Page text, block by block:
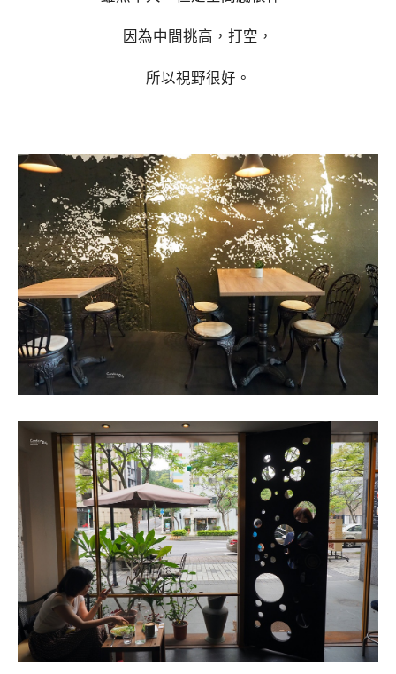
因為中間挑高，打空，
所以視野很好。